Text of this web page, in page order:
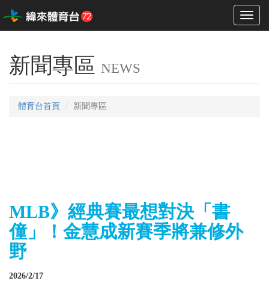
Toggle
新聞專區 NEWS
體育台首頁 新聞專區
MLB》經典賽最想對決「書
僮」！金慧成新賽季將兼修外
野
2026/2/17